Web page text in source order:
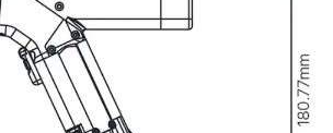
الشركة
تنزيل